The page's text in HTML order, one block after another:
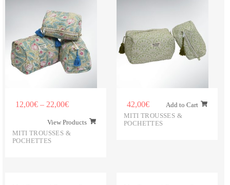
12,00€ – 22,00€
View Products
MITI TROUSSES &
POCHETTES
42,00€
Add to Cart
MITI TROUSSES &
POCHETTES